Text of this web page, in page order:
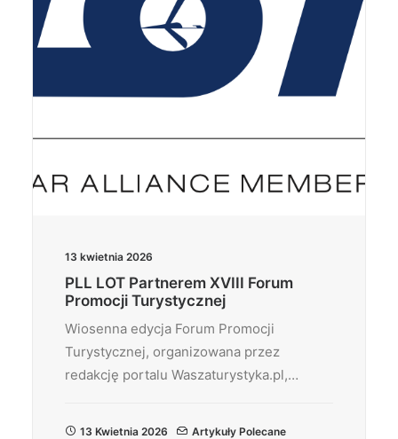
13 kwietnia 2026
PLL LOT Partnerem XVIII Forum
Promocji Turystycznej
Wiosenna edycja Forum Promocji
Turystycznej, organizowana przez
redakcję portalu Waszaturystyka.pl,…
13 Kwietnia 2026
Artykuły Polecane